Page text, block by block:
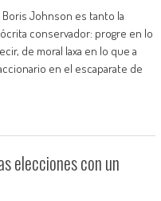
Boris Johnson es tanto la
conservador: progre en lo
de moral laxa en lo que a
en el escaparate de
elecciones con un